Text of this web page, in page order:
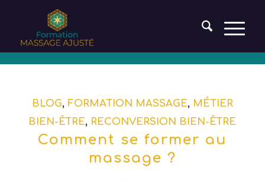
BLOG, FORMATION MASSAGE, MÉTIER
BIEN-ÊTRE, RECONVERSION BIEN-ÊTRE
Comment se former au
massage ?